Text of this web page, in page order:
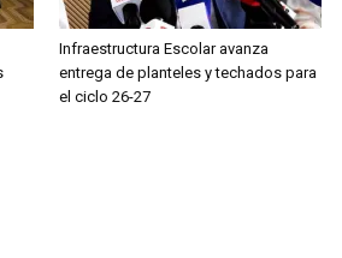
Infraestructura Escolar avanza
entrega de planteles y techados para
el ciclo 26-27